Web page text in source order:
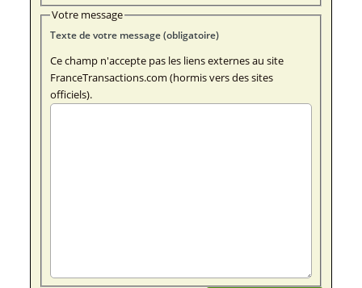
Votre message
Texte de votre message (obligatoire)
Ce champ n'accepte pas les liens externes au site
FranceTransactions.com (hormis vers des sites
officiels).